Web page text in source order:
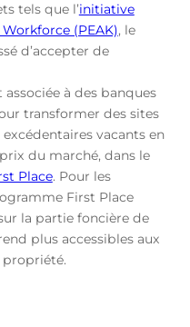
tels que l’initiative
(PEAK), le
d’accepter de
associée à des banques
transformer des sites
vacants en
du marché, dans le
Place. Pour les
First Place
la partie foncière de
plus accessibles aux
propriété.